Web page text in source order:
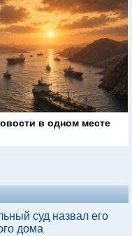
в одном месте
суд назвал его
дома